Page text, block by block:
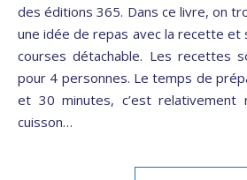
des éditions 365. Dans ce livre, on
une idée de repas avec la recette et
courses détachable. Les recettes
pour 4 personnes. Le temps de
et 30 minutes, c’est relativement
cuisson…